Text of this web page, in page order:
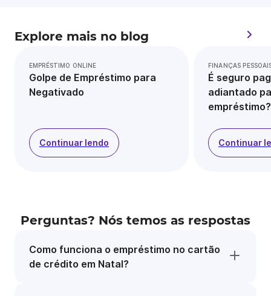
Explore mais no blog
EMPRÉSTIMO ONLINE
Golpe de Empréstimo para
Negativado
Continuar lendo
FINANÇAS
É seguro
adiantado
empréstimo?
Continuar
Perguntas? Nós temos as respostas
Como funciona o empréstimo no cartão
de crédito em Natal?